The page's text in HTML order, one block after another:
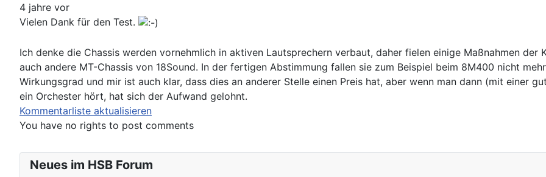
Neues im HSB Forum
4 jahre vor
Vielen Dank für den Test.
Ich denke die Chassis werden vornehmlich in aktiven Lautsprechern verbaut, daher fielen einige Maßnahmen
auch andere MT-Chassis von 18Sound. In der fertigen Abstimmung fallen sie zum Beispiel beim 8M400 nicht
Wirkungsgrad und mir ist auch klar, dass dies an anderer Stelle einen Preis hat, aber wenn man dann (mit einer
ein Orchester hört, hat sich der Aufwand gelohnt.
Kommentarliste aktualisieren
You have no rights to post comments